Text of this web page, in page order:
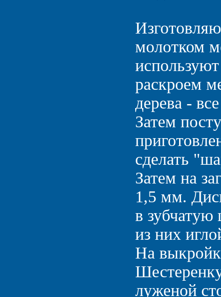
молотком
раскроем
дерева -
Затем
сделать
Затем на
1,5 мм.
в зубчатую
из них
На
луженой